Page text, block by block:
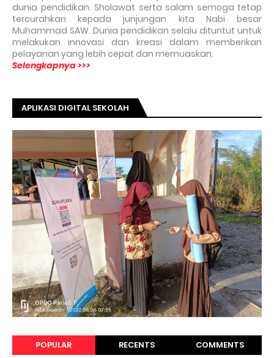
dunia pendidikan. Sholawat serta salam semoga tetap
tercurahkan kepada junjungan kita Nabi besar
Muhammad SAW. Dunia pendidikan selalu dituntut untuk
melakukan innovasi dan kreasi dalam memberikan
pelayanan yang lebih cepat dan memuaskan.
Selengkapnya >>>
APLIKASI DIGITAL SEKOLAH
POPULAR RECENTS COMMENTS